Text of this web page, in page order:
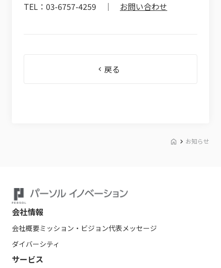
TEL：03-6757-4259 ｜ お問い合わせ
戻る
お知らせ
会社情報
会社概要ミッション・ビジョン代表メッセージ
ダイバーシティ
サービス